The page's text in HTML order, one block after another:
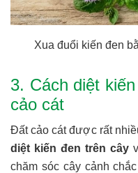
Xua đuổi kiến đen
3. Cách diệt
cảo cát
Đất cảo cát được rất
diệt kiến đen trên cây
chăm sóc cây cảnh